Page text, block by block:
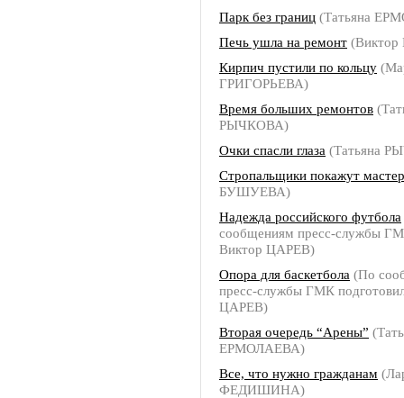
Парк без границ (Татьяна
Печь ушла на ремонт
Кирпич пустили по кольцу
ГРИГОРЬЕВА)
Время больших ремонтов
РЫЧКОВА)
Очки спасли глаза (Татьяна
Стропальщики покажут
БУШУЕВА)
Надежда российского футбола
сообщениям пресс-службы
Виктор ЦАРЕВ)
Опора для баскетбола (По
пресс-службы ГМК
ЦАРЕВ)
Вторая очередь “Арены”
ЕРМОЛАЕВА)
Все, что нужно гражданам
ФЕДИШИНА)